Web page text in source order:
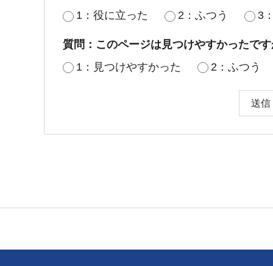
1：役に立った
2：ふつう 3
質問：このページは見つけやすかったです
1：見つけやすかった
2：ふつう